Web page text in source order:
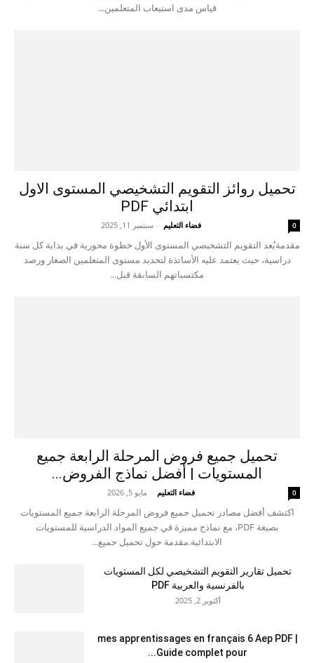
قياس مدى استيعاب المتعلمين...
تحميل روائز التقويم التشخيصي المستوى الاول
ابتدائي PDF
فضاء التعليم - سبتمبر 11, 2025 0
مقدمةيُعد التقويم التشخيصي المستوى الأول خطوة محورية في بداية كل سنة
دراسية، حيث يعتمد عليه الأساتذة لتحديد مستوى المتعلمين الصغار ورصد
مكتسباتهم السابقة قبل...
تحميل جميع فروض المرحلة الرابعة جميع
المستويات | أفضل نماذج الفروض...
فضاء التعليم - مايو 5, 2026 0
اكتشف أفضل مصادر تحميل جميع فروض المرحلة الرابعة جميع المستويات
بصيغة PDF، مع نماذج مميزة في جميع المواد الدراسية للمستويات
الابتدائية.مقدمة حول تحميل جميع...
تحميل تقارير التقويم التشخيصي لكل المستويات
بالفرنسية والعربية PDF
أكتوبر 2, 2025
mes apprentissages en français 6 Aep PDF |
Guide complet pour...